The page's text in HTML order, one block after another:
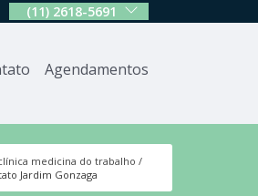
(11) 2618-5691
Agendamentos
medicina do trabalho
Jardim Gonzaga